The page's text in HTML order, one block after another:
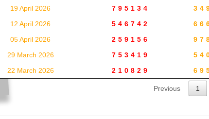
19 April 2026 795134
12 April 2026 546742
05 April 2026 259156
29 March 2026 753419
22 March 2026 210829
Previous 1